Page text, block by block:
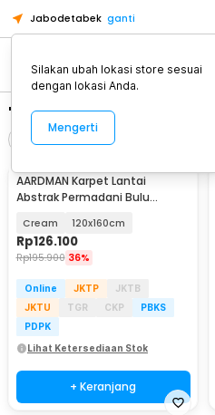
Jabodetabek ganti
"karpet dashboard"
Urutkan
AARDMAN Karpet Lantai
Abstrak Permadani Bulu
BQ001
Cream 120x160cm
Rp126.100
Rp195.900 36%
Online JKTP
JKTB
JKTU
TGR CKP
PBKS
PDPK
Lihat Ketersediaan Stok
+ Keranjang
Silakan ubah lokasi store sesuai
dengan lokasi Anda.
Mengerti